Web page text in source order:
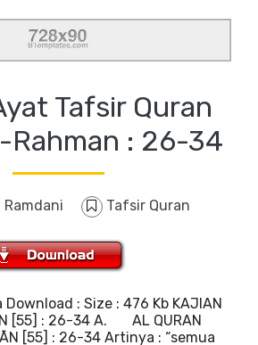
Tafsir Quran
Rahman : 26-34
Ramdani Tafsir Quran
: Size : 476 Kb KAJIAN
[55] : 26-34 A. AL QURAN
[55] : 26-34 Artinya : “semua